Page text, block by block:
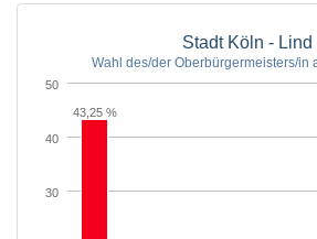
Stadt Köln - Lind
Wahl des/der Oberbürgermeisters/in
43,25 %
30
40
50